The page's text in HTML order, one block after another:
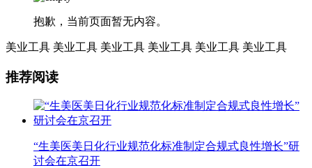
抱歉，当前页面暂无内容。
美业工具 美业工具 美业工具 美业工具 美业工具 美业工具
推荐阅读
“生美医美日化行业规范化标准制定合规式良性增长”研
讨会在京召开